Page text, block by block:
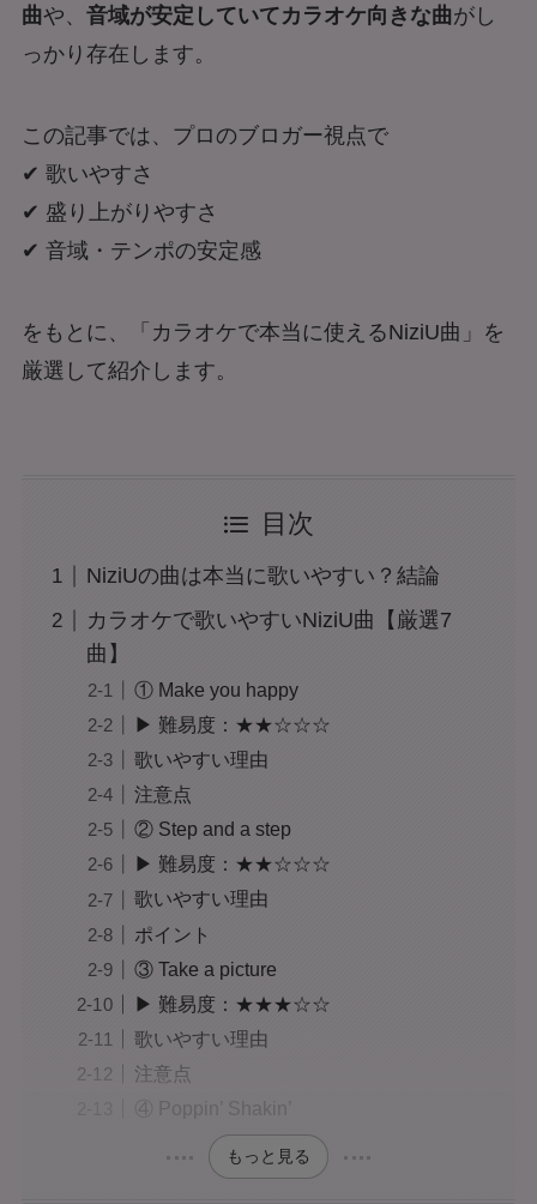
曲や、 音域が安定していてカラオケ向きな曲がし
っかり存在します。
この記事では、プロのブロガー視点で
✔ 歌いやすさ
✔ 盛り上がりやすさ
✔ 音域・テンポの安定感
をもとに、「カラオケで本当に使えるNiziU曲」を
厳選して紹介します。
目次
NiziUの曲は本当に歌いやすい？結論
カラオケで歌いやすいNiziU曲【厳選7
曲】
① Make you happy
▶ 難易度：★★☆☆☆
歌いやすい理由
注意点
② Step and a step
▶ 難易度：★★☆☆☆
歌いやすい理由
ポイント
③ Take a picture
▶ 難易度：★★★☆☆
歌いやすい理由
注意点
④ Poppin’ Shakin’
もっと見る